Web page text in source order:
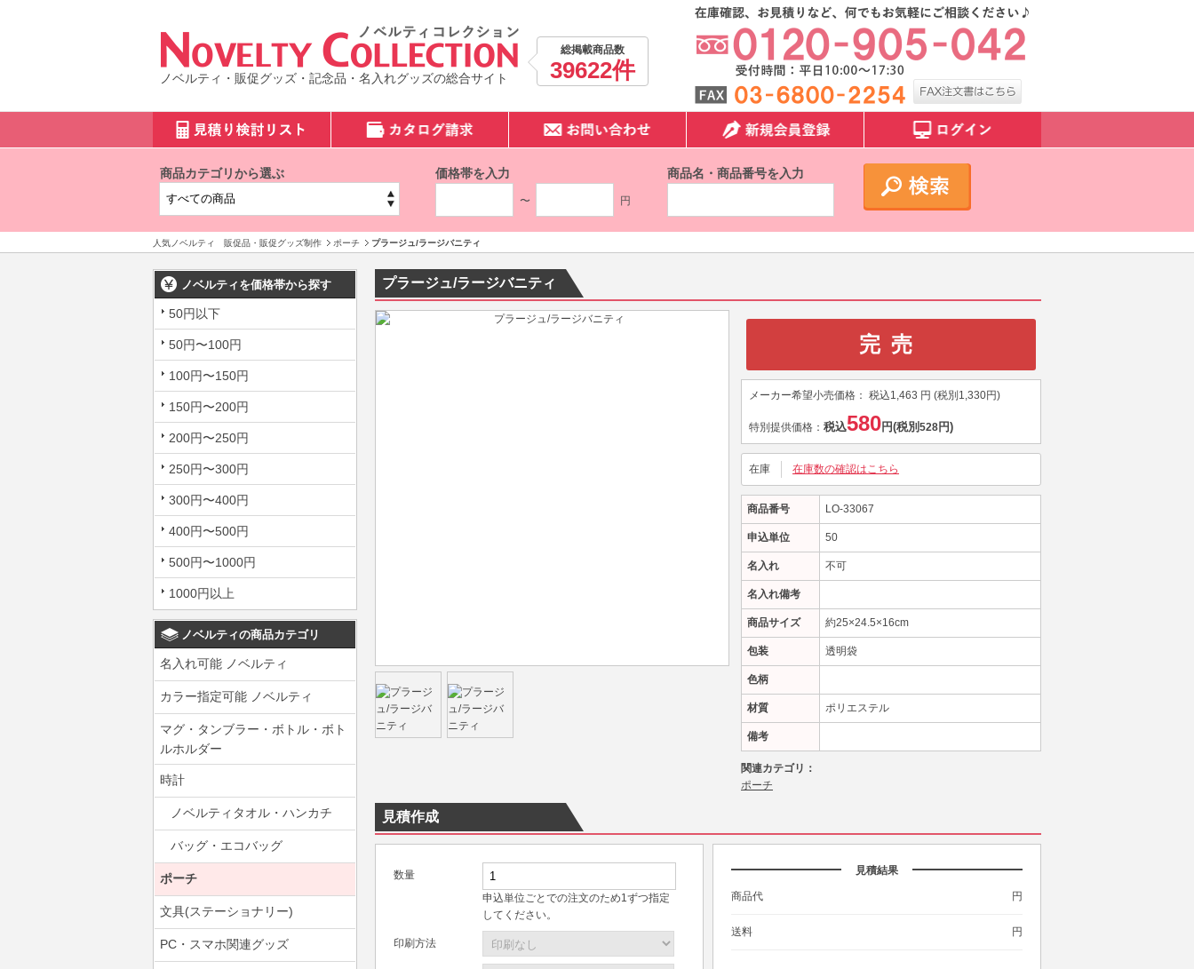
ノベルティ・販促グッズ・記念品・名入れグッズの総合サイト
総掲載商品数
39622件
商品カテゴリから選ぶ 価格帯を入力
〜 円
商品名・商品番号を入力
人気ノベルティ 販促品・販促グッズ制作 ポーチ プラージュ/ラージバニティ
ノベルティを価格帯から探す
50円以下
50円〜100円
100円〜150円
150円〜200円
200円〜250円
250円〜300円
300円〜400円
400円〜500円
500円〜1000円
1000円以上
ノベルティの商品カテゴリ
名入れ可能 ノベルティ
カラー指定可能 ノベルティ
マグ・タンブラー・ボトル・ボト
ルホルダー
時計
ノベルティタオル・ハンカチ
バッグ・エコバッグ
ポーチ
文具(ステーショナリー)
PC・スマホ関連グッズ
プラージュ/ラージバニティ
完売
メーカー希望小売価格： 税込1,463 円 (税別 1,330円)
特別提供価格： 税込580円(税別 528円)
在庫 在庫数の確認はこちら
商品番号 LO-33067
申込単位 50
名入れ 不可
名入れ備考
商品サイズ 約25×24.5×16cm
包装 透明袋
色柄
材質 ポリエステル
備考
関連カテゴリ：
ポーチ
見積作成
数量
申込単位ごとでの注文のため1ずつ指定
してください。
印刷方法
見積結果
商品代 円
送料 円